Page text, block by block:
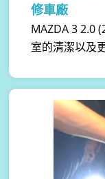
修車廠
MAZDA 3 2.0
室的清潔以及